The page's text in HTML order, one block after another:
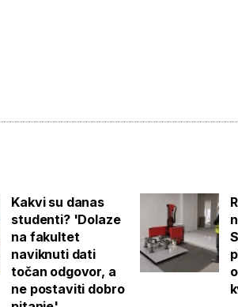
Kakvi su danas
studenti? 'Dolaze
na fakultet
naviknuti dati
točan odgovor, a
ne postaviti dobro